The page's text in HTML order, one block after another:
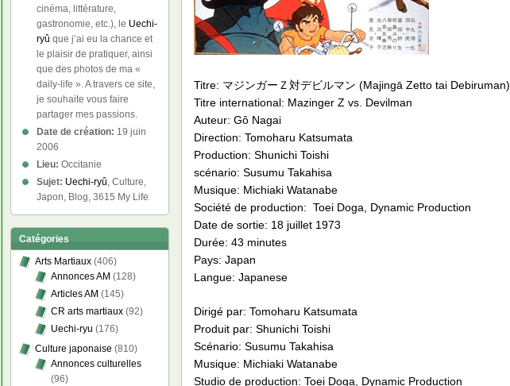
Titre: マジンガーＺ対デビルマン (Majingā Zetto tai Debiruman)
Titre international: Mazinger Z vs. Devilman
Auteur: Gô Nagai
Direction: Tomoharu Katsumata
Production: Shunichi Toishi
scénario: Susumu Takahisa
Musique: Michiaki Watanabe
Société de production: Toei Doga, Dynamic Production
Date de sortie: 18 juillet 1973
Durée: 43 minutes
Pays: Japan
Langue: Japanese
Dirigé par: Tomoharu Katsumata
Produit par: Shunichi Toishi
Scénario: Susumu Takahisa
Musique: Michiaki Watanabe
Studio de production: Toei Doga, Dynamic Production
cinéma, littérature,
gastronomie, etc.), le Uechi-
ryû que j’ai eu la chance et
le plaisir de pratiquer, ainsi
que des photos de ma «
daily-life ». A travers ce site,
je souhaite vous faire
partager mes passions.
Date de création: 19 juin
2006
Lieu: Occitanie
Sujet: Uechi-ryû, Culture,
Japon, Blog, 3615 My Life
Catégories
Arts Martiaux (406)
Annonces AM (128)
Articles AM (145)
CR arts martiaux (92)
Uechi-ryu (176)
Culture japonaise (810)
Annonces culturelles
(96)